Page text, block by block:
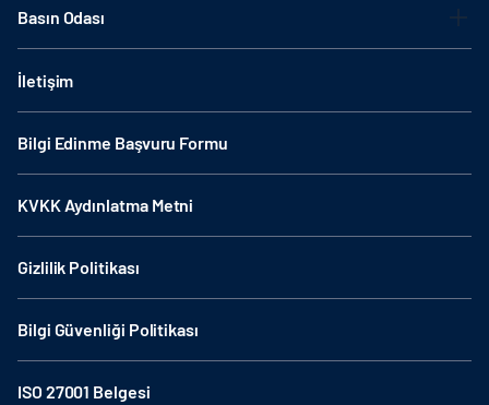
Basın Odası
İletişim
Bilgi Edinme Başvuru Formu
KVKK Aydınlatma Metni
Gizlilik Politikası
Bilgi Güvenliği Politikası
ISO 27001 Belgesi